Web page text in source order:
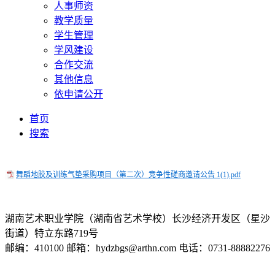
人事师资
教学质量
学生管理
学风建设
合作交流
其他信息
依申请公开
首页
搜索
舞蹈地胶及训练气垫采购项目（第二次）竞争性磋商邀请公告 1(1).pdf
湖南艺术职业学院（湖南省艺术学校）长沙经济开发区（星沙
街道）特立东路719号
邮编：410100 邮箱：hydzbgs@arthn.com 电话：0731-88882276